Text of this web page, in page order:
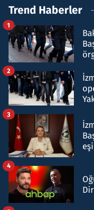
Trend Haberler
1
2
3
4